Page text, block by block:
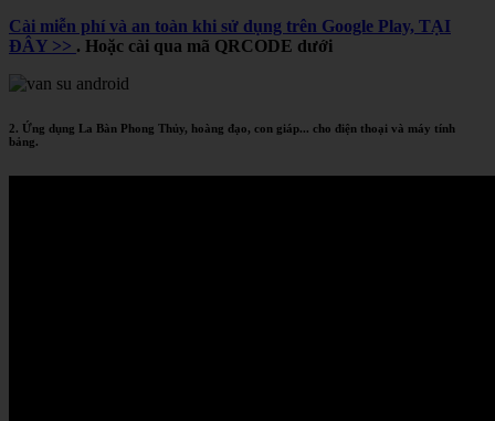
Cài miễn phí và an toàn khi sử dụng trên Google Play, TẠI
ĐÂY >> . Hoặc cài qua mã QRCODE dưới
2. Ứng dụng La Bàn Phong Thủy, hoàng đạo, con giáp... cho điện thoại và máy tính
bảng.